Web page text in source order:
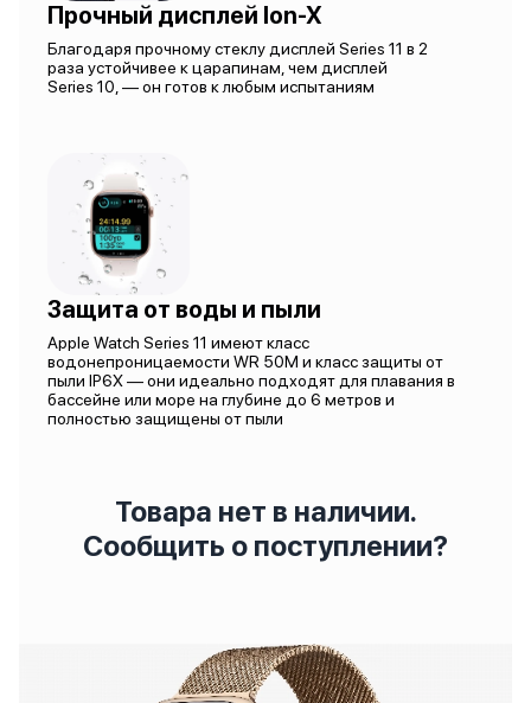
Прочный дисплей Ion-X
Благодаря прочному стеклу дисплей Series 11 в 2
раза устойчивее к царапинам, чем дисплей
Series 10, — он готов к любым испытаниям
Защита от воды и пыли
Apple Watch Series 11 имеют класс
водонепроницаемости WR 50M и класс защиты от
пыли IP6X — они идеально подходят для плавания в
бассейне или море на глубине до 6 метров и
полностью защищены от пыли
Товара нет в наличии.
Сообщить о поступлении?